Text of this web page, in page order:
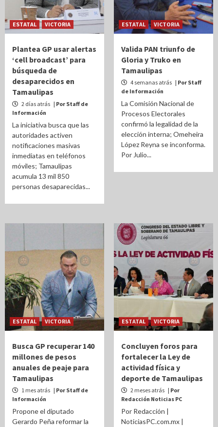
ESTATAL VICTORIA
Plantea GP usar alertas
‘cell broadcast’ para
búsqueda de
desaparecidos en
Tamaulipas
2 días atrás | Por Staff de
Información
La iniciativa busca que las
autoridades activen
notificaciones masivas
inmediatas en teléfonos
móviles; Tamaulipas
acumula 13 mil 850
personas desaparecidas...
ESTATAL VICTORIA
Valida PAN triunfo de
Gloria y Truko en
Tamaulipas
4 semanas atrás | Por Staff
de Información
La Comisión Nacional de
Procesos Electorales
confirmó la legalidad de la
elección interna; Omeheira
López Reyna se inconforma.
Por Julio...
ESTATAL VICTORIA
Busca GP recuperar 140
millones de pesos
anuales de peaje para
Tamaulipas
1 mes atrás | Por Staff de
Información
Propone el diputado
Gerardo Peña reformar la
ESTATAL VICTORIA
Concluyen foros para
fortalecer la Ley de
actividad física y
deporte de Tamaulipas
2 meses atrás | Por
Redacción Noticias PC
Por Redacción |
NoticiasPC.com.mx |